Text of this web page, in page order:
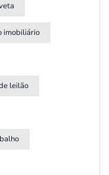
imobiliário
leilão